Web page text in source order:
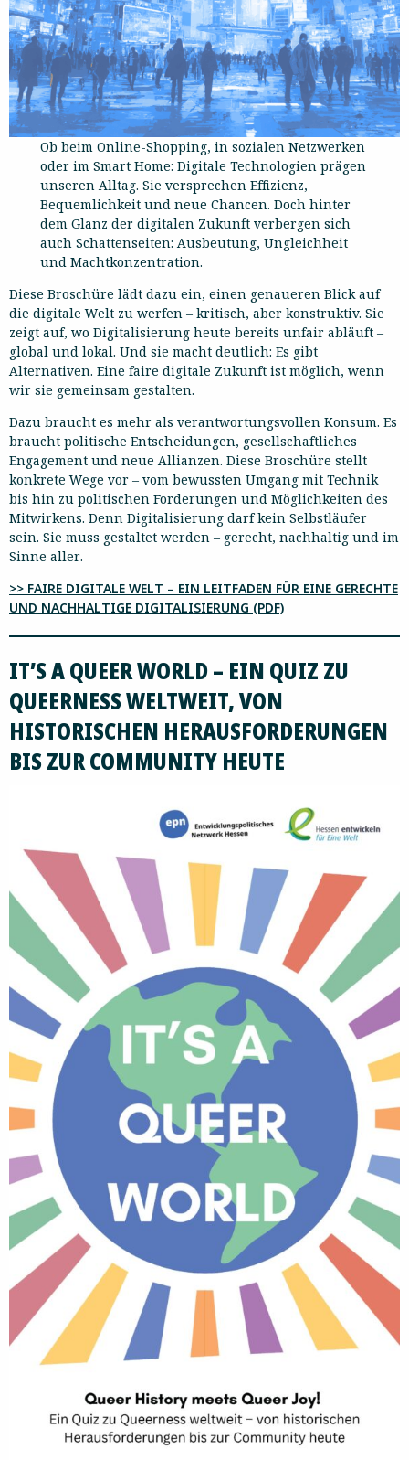
Ob beim Online-Shopping, in sozialen Netzwerken
oder im Smart Home: Digitale Technologien prägen
unseren Alltag. Sie versprechen Effizienz,
Bequemlichkeit und neue Chancen. Doch hinter
dem Glanz der digitalen Zukunft verbergen sich
auch Schattenseiten: Ausbeutung, Ungleichheit
und Machtkonzentration.
Diese Broschüre lädt dazu ein, einen genaueren Blick auf
die digitale Welt zu werfen – kritisch, aber konstruktiv. Sie
zeigt auf, wo Digitalisierung heute bereits unfair abläuft –
global und lokal. Und sie macht deutlich: Es gibt
Alternativen. Eine faire digitale Zukunft ist möglich, wenn
wir sie gemeinsam gestalten.
Dazu braucht es mehr als verantwortungsvollen Konsum. Es
braucht politische Entscheidungen, gesellschaftliches
Engagement und neue Allianzen. Diese Broschüre stellt
konkrete Wege vor – vom bewussten Umgang mit Technik
bis hin zu politischen Forderungen und Möglichkeiten des
Mitwirkens. Denn Digitalisierung darf kein Selbstläufer
sein. Sie muss gestaltet werden – gerecht, nachhaltig und im
Sinne aller.
>> FAIRE DIGITALE WELT – EIN LEITFADEN FÜR EINE GERECHTE
UND NACHHALTIGE DIGITALISIERUNG (PDF)
IT’S A QUEER WORLD – EIN QUIZ ZU
QUEERNESS WELTWEIT, VON
HISTORISCHEN HERAUSFORDERUNGEN
BIS ZUR COMMUNITY HEUTE